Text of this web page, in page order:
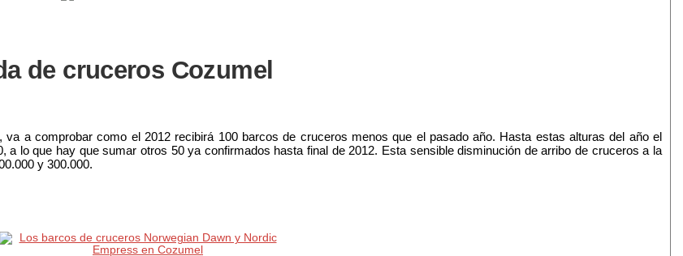
de cruceros Cozumel
a comprobar como el 2012 recibirá 100 barcos de cruceros menos que el pasado año. Hasta estas alturas del año el
lo que hay que sumar otros 50 ya confirmados hasta final de 2012. Esta sensible disminución de arribo de cruceros a la
y 300.000.